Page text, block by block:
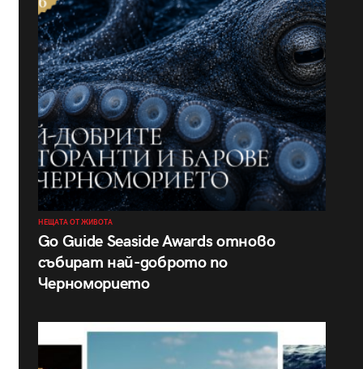
НЕЩАТА ОТ ЖИВОТА
Go Guide Seaside Awards отново
събират най-доброто по
Черноморието